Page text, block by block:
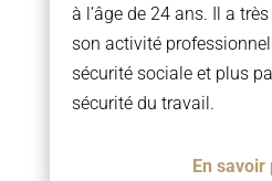
à l’âge de 24 ans. Il a
son activité
sécurité sociale et plus
sécurité du travail.
En savoir